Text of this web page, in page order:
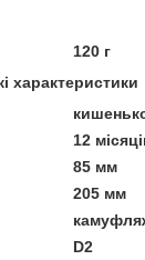
120 г
характеристики
12
85 мм
205 мм
D2